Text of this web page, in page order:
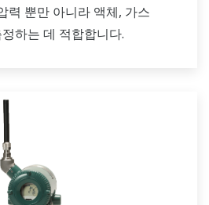
력 뿐만 아니라 액체, 가스
하는 데 적합합니다.